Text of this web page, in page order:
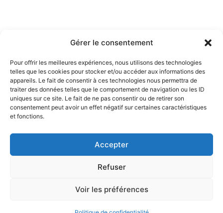
Gérer le consentement
Pour offrir les meilleures expériences, nous utilisons des technologies
telles que les cookies pour stocker et/ou accéder aux informations des
appareils. Le fait de consentir à ces technologies nous permettra de
traiter des données telles que le comportement de navigation ou les ID
uniques sur ce site. Le fait de ne pas consentir ou de retirer son
consentement peut avoir un effet négatif sur certaines caractéristiques
et fonctions.
Accepter
Refuser
Voir les préférences